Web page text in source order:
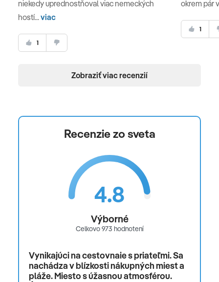
niekedy uprednostňoval viac nemeckých
hostí...viac
1
okrem pár
1
Zobraziť viac recenzií
Recenzie zo sveta
4.8
Výborné
Celkovo 973 hodnotení
Vynikajúci na cestovnaie s priateľmi. Sa
nachádza v blízkosti nákupných miest a
pláže. Miesto s úžasnou atmosférou.